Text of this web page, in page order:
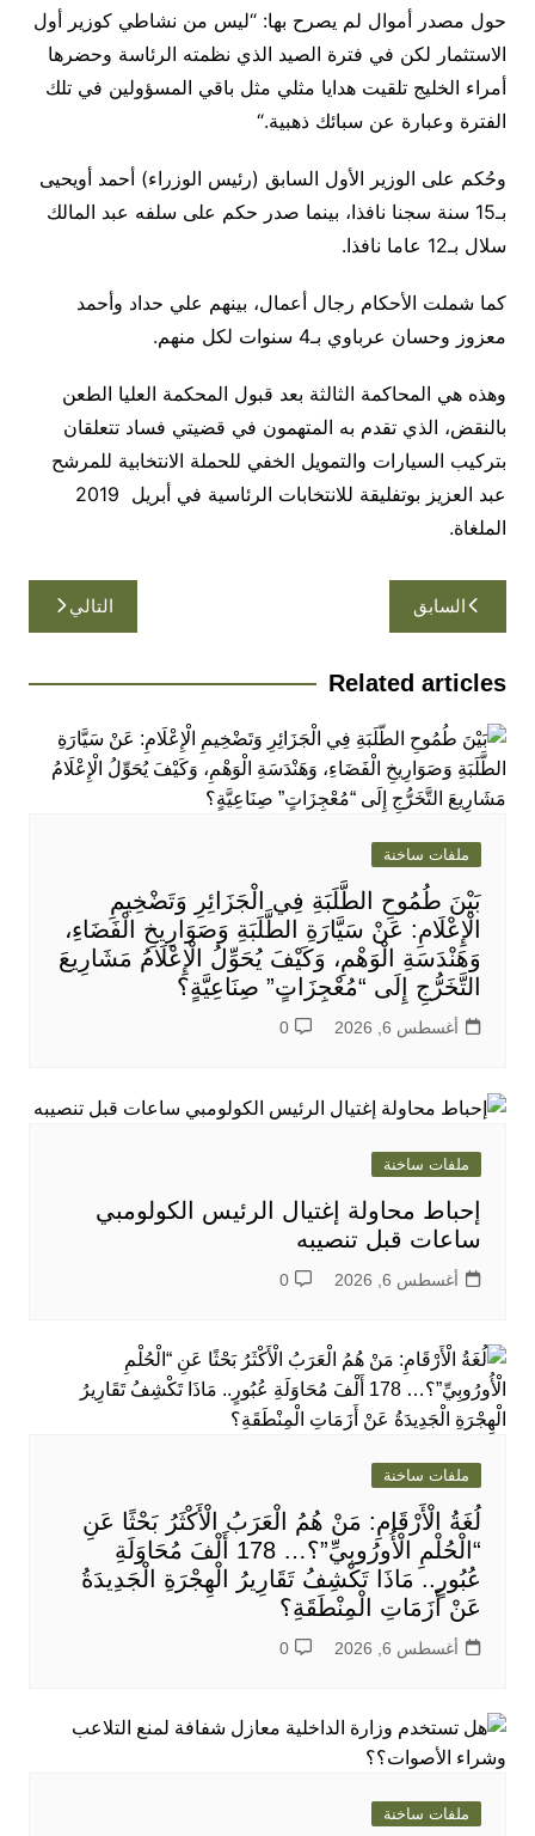
حول مصدر أموال لم يصرح بها: “ليس من نشاطي كوزير أول
الاستثمار لكن في فترة الصيد الذي نظمته الرئاسة وحضرها
أمراء الخليج تلقيت هدايا مثلي مثل باقي المسؤولين في تلك
الفترة وعبارة عن سبائك ذهبية“.
وحُكم على الوزير الأول السابق (رئيس الوزراء) أحمد أويحيى
بـ15 سنة سجنا نافذا، بينما صدر حكم على سلفه عبد المالك
سلال بـ12 عاما نافذا
.
كما شملت الأحكام رجال أعمال، بينهم علي حداد وأحمد
معزوز وحسان عرباوي بـ4 سنوات لكل منهم
.
وهذه هي المحاكمة الثالثة بعد قبول المحكمة العليا الطعن
بالنقض، الذي تقدم به المتهمون في قضيتي فساد تتعلقان
بتركيب السيارات والتمويل الخفي للحملة الانتخابية للمرشح
عبد العزيز بوتفليقة للانتخابات الرئاسية في أبريل 2019
الملغاة.
تصفّح
المقالات
السابق التالي
Related articles
ملفات ساخنة
بَيْنَ طُمُوحِ الطَّلَبَةِ فِي الْجَزَائِرِ وَتَضْخِيمِ
الْإِعْلَامِ: عَنْ سَيَّارَةِ الطَّلَبَةِ وَصَوَارِيخِ الْفَضَاءِ،
وَهَنْدَسَةِ الْوَهْمِ، وَكَيْفَ يُحَوِّلُ الْإِعْلَامُ مَشَارِيعَ
التَّخَرُّجِ إِلَى “مُعْجِزَاتٍ” صِنَاعِيَّةٍ؟
أغسطس 6, 2026 0
ملفات ساخنة
إحباط محاولة إغتيال الرئيس الكولومبي
ساعات قبل تنصيبه
أغسطس 6, 2026 0
ملفات ساخنة
لُغَةُ الْأَرْقَامِ: مَنْ هُمُ الْعَرَبُ الْأَكْثَرُ بَحْثًا عَنِ
“الْحُلْمِ الْأُورُوبِيِّ”؟… 178 أَلْفَ مُحَاوَلَةِ
عُبُورٍ.. مَاذَا تَكْشِفُ تَقَارِيرُ الْهِجْرَةِ الْجَدِيدَةُ
عَنْ أَزَمَاتِ الْمِنْطَقَةِ؟
أغسطس 6, 2026 0
ملفات ساخنة